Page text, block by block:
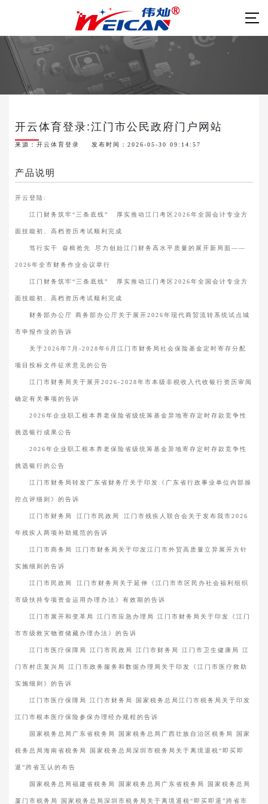
开云体育登录:江门市公民政府门户网站
来源： 开云体育登录 发布时间：2026-05-30 09:14:57
产品说明
开云登陆:
江门财务筑牢“三条底线” 厚实推动江门考区2026年全国会计专业方
面技能初、高档资历考试顺利完成
笃行实干 奋楫抢先 尽力创始江门财务高水平质量的展开新局面——
2026年全市财务作业会议举行
江门财务筑牢“三条底线” 厚实推动江门考区2026年全国会计专业方
面技能初、高档资历考试顺利完成
财务部办公厅 商务部办公厅关于展开2026年现代商贸流转系统试点城
市申报作业的告诉
关于2026年7月-2028年6月江门市财务局社会保险基金定时寄存分配
项目投标文件征求意见的公告
江门市财务局关于展开2026-2028年市本级非税收入代收银行资历审阅
确定有关事项的告诉
2026年企业职工根本养老保险省级统筹基金异地寄存定时存款竞争性
挑选银行成果公告
2026年企业职工根本养老保险省级统筹基金异地寄存定时存款竞争性
挑选银行的公告
江门市财务局转发广东省财务厅关于印发《广东省行政事业单位内部操
控点评细则》的告诉
江门市财务局 江门市民政局 江门市残疾人联合会关于发布我市2026
年残疾人两项补助规范的告诉
江门市商务局 江门市财务局关于印发江门市外贸高质量立异展开方针
实施细则的告诉
江门市民政局 江门市财务局关于延伸《江门市市区民办社会福利组织
市级扶持专项资金运用办理办法》有效期的告诉
江门市展开和变革局 江门市应急办理局 江门市财务局关于印发《江门
市市级救灾物资储藏办理办法》的告诉
江门市医疗保障局 江门市民政局 江门市财务局 江门市卫生健康局 江
门市村庄复兴局 江门市政务服务和数据办理局关于印发《江门市医疗救助
实施细则》的告诉
江门市医疗保障局 江门市财务局 国家税务总局江门市税务局关于印发
江门市根本医疗保险参保办理经办规程的告诉
国家税务总局广东省税务局 国家税务总局广西壮族自治区税务局 国家
税务总局海南省税务局 国家税务总局深圳市税务局关于离境退税“即买即
退”跨省互认的布告
国家税务总局福建省税务局 国家税务总局广东省税务局 国家税务总局
厦门市税务局 国家税务总局深圳市税务局关于离境退税“即买即退”跨省市